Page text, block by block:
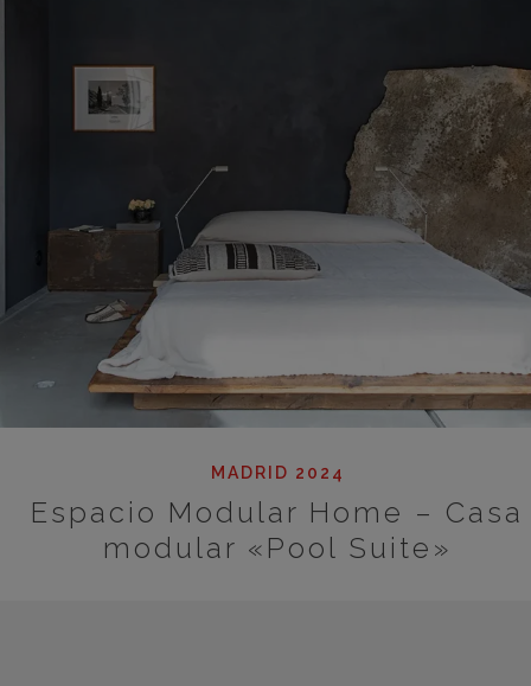
MADRID 2024
Espacio Modular Home – Casa
modular «Pool Suite»